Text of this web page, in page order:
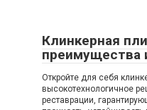
Клинкерная
преимущества
Откройте для себя
высокотехнологичное
реставрации,